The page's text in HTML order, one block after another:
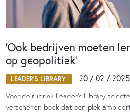
‘Ook bedrijven moeten
op geopolitiek’
LEADER'S LIBRARY 20 / 02 / 2025
Voor de rubriek Leader’s Library
verschenen boek dat een plek